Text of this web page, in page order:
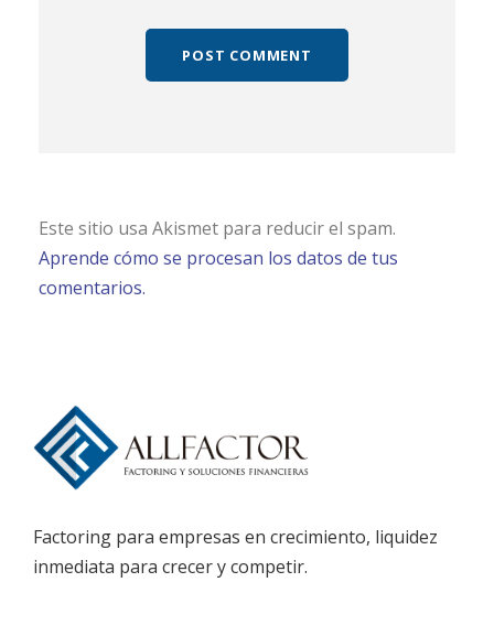
Este sitio usa Akismet para reducir el spam.
Aprende cómo se procesan los datos de tus
comentarios.
Factoring para empresas en crecimiento, liquidez
inmediata para crecer y competir.